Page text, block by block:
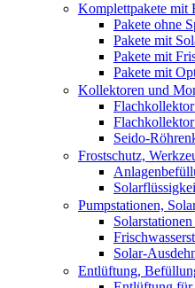
Komplettpakete mit
Pakete ohne
Pakete mit
Pakete mit
Pakete mit
Kollektoren und
Seido-
Frostschutz,
Pumpstationen,
Solar-
Entlüftung,